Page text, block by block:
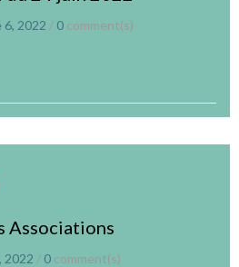
6, 2022 / 0 comment(s)
Associations
2022 / 0 comment(s)